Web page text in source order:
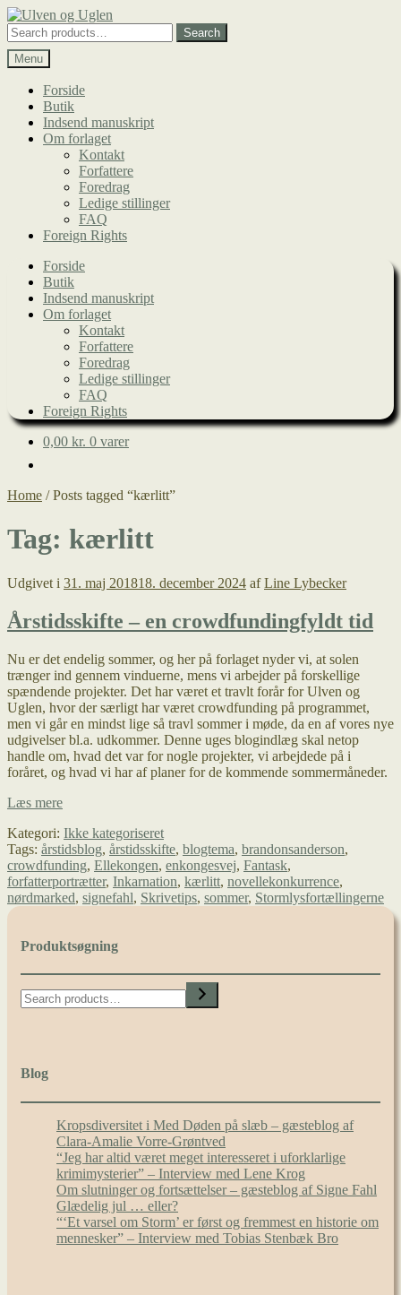
Spring
til
navigation
Spring
til
indhold
Search
for:
Search
Menu
Forside
Butik
Indsend manuskript
Om forlaget
Kontakt
Forfattere
Foredrag
Ledige stillinger
FAQ
Foreign Rights
Forside
Butik
Indsend manuskript
Om forlaget
Kontakt
Forfattere
Foredrag
Ledige stillinger
FAQ
Foreign Rights
0,00 kr. 0 varer
Home /Posts tagged “kærlitt”
Tag: kærlitt
Udgivet i 31. maj 201818. december 2024 afLine Lybecker
Årstidsskifte – en crowdfundingfyldt tid
Nu er det endelig sommer, og her på forlaget nyder vi, at solen
trænger ind gennem vinduerne, mens vi arbejder på forskellige
spændende projekter. Det har været et travlt forår for Ulven og
Uglen, hvor der særligt har været crowdfunding på programmet,
men vi går en mindst lige så travl sommer i møde, da en af vores nye
udgivelser bl.a. udkommer. Denne uges blogindlæg skal netop
handle om, hvad det var for nogle projekter, vi arbejdede på i
foråret, og hvad vi har af planer for de kommende sommermåneder.
Læs mereÅrstidsskifte
en
crowdfundingfyldt
tid
Kategori: Ikke kategoriseret
Tags: årstidsblog, årstidsskifte, blogtema, brandonsanderson,
crowdfunding, Ellekongen, enkongesvej, Fantask,
forfatterportrætter, Inkarnation, kærlitt, novellekonkurrence,
nørdmarked, signefahl, Skrivetips, sommer, Stormlysfortællingerne
Produktsøgning
Search
Blog
Kropsdiversitet i Med Døden på slæb – gæsteblog af
Clara-Amalie Vorre-Grøntved
“Jeg har altid været meget interesseret i uforklarlige
krimimysterier” – Interview med Lene Krog
Om slutninger og fortsættelser – gæsteblog af Signe Fahl
Glædelig jul … eller?
“‘Et varsel om Storm’ er først og fremmest en historie om
mennesker” – Interview med Tobias Stenbæk Bro